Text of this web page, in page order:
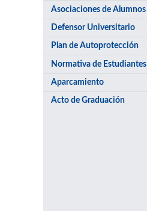
Asociaciones de Alumnos
Defensor Universitario
Plan de Autoprotección
Normativa de Estudiantes
Aparcamiento
Acto de Graduación